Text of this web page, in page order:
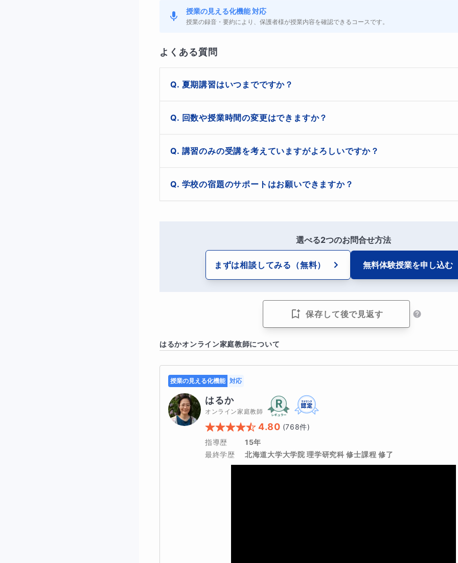
・一人では学校の課題ができない
そのような生徒さん、遠慮なくご相談ください。
まずは短期間で、「わかる」「できる」喜びを体感してください！
■指導/合格実績・過去の先生の成功事例
面白くなり、「思ったより簡単だった」「できるって楽しい！」「もっとやって
い声も多数いただいております。保護者さまからも
「宿題に自分から取り組む
が明るくなった」「嬉しそうに授業の話をしてくれる」など大変ご好評いただい
何かご要望やお気づきの点がございましたらその時に遠慮無くお伝えください。
また、Google meet上の報告は保護者さまのご都合がつかなければ省略してもか
なお、授業後には授業で使用した板書のpdfと授業報告をカレンダー機能でお送
授業の見える化機能 対応
授業の録音・要約により、保護者様が授業内容を確認できるコースです。
よくある質問
夏期講習はいつまでですか？
生徒さまのお住まいの地域に合わせ、夏休み終了までを夏期講習期間としています。
ただし、日程や時間帯は月額コースを受講中の生徒様が優先になりますのでご了承
回数や授業時間の変更はできますか？
もちろんです。ただし、その場合、料金が変更になりますので事前にご相談ください
講習のみの受講を考えていますがよろしいですか？
もちろんです！これまでも講習のみの生徒さんが多々いらっしゃいました。継続し
かは講習後に決めていただいて構いませんし、初めから講習のみと決めていただい
お、講習のみの受講でも、しつこい勧誘など一切ございませんのでご安心ください
学校の宿題のサポートはお願いできますか？
選べる2つのお問合せ方法
まずは相談してみる （無料） 無料体験授業を申し込む
保存して後で見返す
はるかオンライン家庭教師について
授業の見える化機能 対応
はるか
オンライン家庭教師
4.80 (768件)
指導歴
15年
最終学歴
北海道大学大学院 理学研究科 修士課程 修了